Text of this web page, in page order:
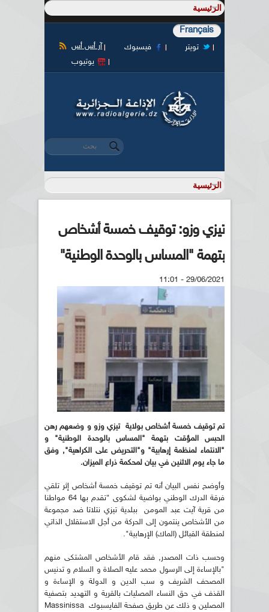
Français
آر أس أس فيسبوك
تويتر
يوتيوب
استمارة البحث
‏بحث ‏
تيزي وزو: توقيف خمسة أشخاص
بتهمة "المساس بالوحدة الوطنية"
29/06/2021 - 11:01
تم توقيف خمسة أشخاص بولاية تيزي وزو و وضعهم رهن
الحبس المؤقت بتهمة "المساس بالوحدة الوطنية" و
"الانتماء لمنظمة إرهابية" و"التحريض على الكراهية", وفق
ما جاء يوم الاثنين في بيان لمحكمة ذراع الميزان.
وأوضح نفس البيان أنه تم توقيف خمسة أشخاص إثر تلقي
فرقة الدرك الوطني بواضية لشكوى "تقدم بها 64 مواطنا
من قرية آيت عبد المومن ببلدية تيزي نتلاتا ضد مجموعة
من الأشخاص ينتمون إلى الحركة من أجل الاستقلال الذاتي
لمنطقة القبائل (الماك) الإرهابية".
وحسب ذات المصدر, فقد قام الأشخاص المشتكى منهم
"بالإساءة إلى الرسول محمد عليه الصلاة و السلام و تدنيس
المصحف الشريف و سب الدين و الدولة و الإساءة و
القذف في حق النساء المصليات بالقرية و التهديد بتصفية
المصلين و ذلك عن طريق صفحة الفايسبوك Massinissa